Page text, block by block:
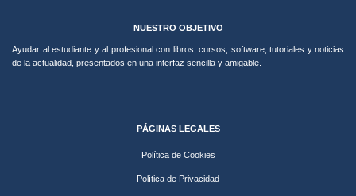
NUESTRO OBJETIVO
Ayudar al estudiante y al profesional con libros, cursos, software, tutoriales y noticias
de la actualidad, presentados en una interfaz sencilla y amigable.
PÁGINAS LEGALES
Política de Cookies
Política de Privacidad